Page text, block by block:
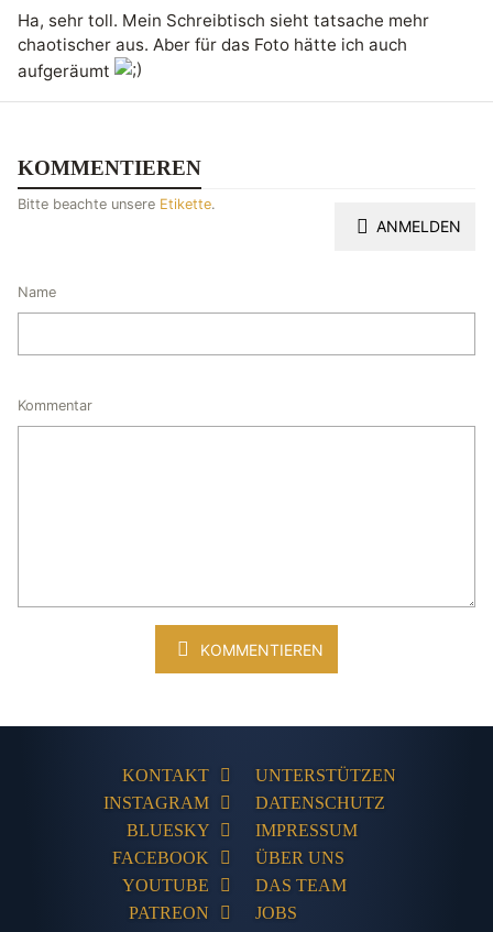
Ha, sehr toll. Mein Schreibtisch sieht tatsache mehr
chaotischer aus. Aber für das Foto hätte ich auch
aufgeräumt
KOMMENTIEREN
Bitte beachte unsere Etikette.
ANMELDEN
Name
Kommentar
KOMMENTIEREN
KONTAKT
INSTAGRAM
BLUESKY
FACEBOOK
YOUTUBE
PATREON
UNTERSTÜTZEN
DATENSCHUTZ
IMPRESSUM
ÜBER UNS
DAS TEAM
JOBS